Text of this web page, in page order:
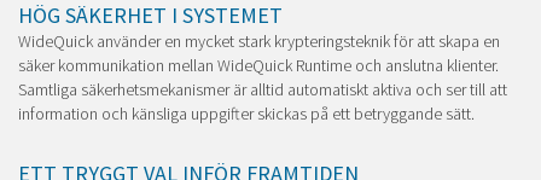
HÖG SÄKERHET I SYSTEMET
WideQuick använder en mycket stark krypteringsteknik för att skapa en
säker kommunikation mellan WideQuick Runtime och anslutna klienter.
Samtliga säkerhetsmekanismer är alltid automatiskt aktiva och ser till att
information och känsliga uppgifter skickas på ett betryggande sätt.
ETT TRYGGT VAL INFÖR FRAMTIDEN